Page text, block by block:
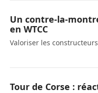
Un contre-la-
en WTCC
Valoriser les constructeurs
Tour de Corse :